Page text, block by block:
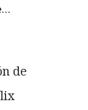
de